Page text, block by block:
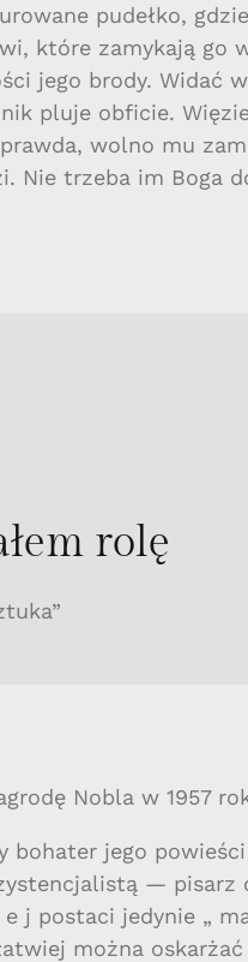
pudełko,
które zamykają go
jego brody. Widać
pluje obficie.
wolno mu
Nie trzeba im Boga
rolę
Nobla w 1957
bohater jego
— pisarz
j postaci jedynie „
można oskarżać